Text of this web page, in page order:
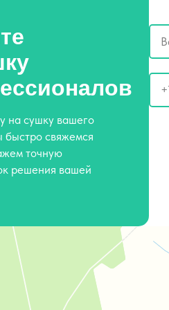
на сушку вашего
свяжемся
точную
решения вашей